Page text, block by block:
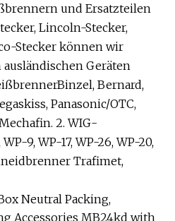
und Ersatzteilen
Lincoln-Stecker,
Stecker können wir
Geräten
Bernard,
Panasonic/OTC,
2. WIG-
9, WP-17, WP-26, WP-20,
Trafimet,